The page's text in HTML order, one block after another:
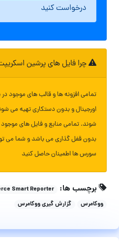
درخواست کنید
چرا فایل های پرشین
تمامی افزونه ها و قالب های موجود
اورجینال و بدون دستکاری تهیه می
شوند. تمامی منابع و فایل های
بدون قفل گذاری می باشد و شما می
سورس ها اطمینان حاصل کنید
برچسب ها: Smart Reporter
ووکامرس
گزارش گیری ووکامرس